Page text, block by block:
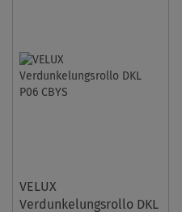
VELUX
Verdunkelungsrollo DKL